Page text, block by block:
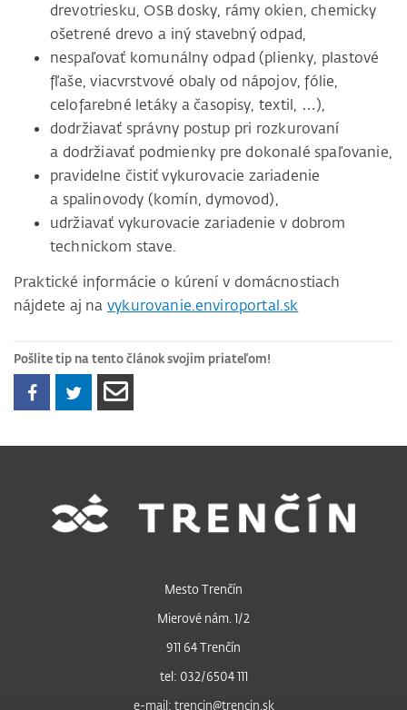
drevotriesku, OSB dosky, rámy okien, chemicky
ošetrené drevo a iný stavebný odpad,
nespaľovať komunálny odpad (plienky, plastové
fľaše, viacvrstvové obaly od nápojov, fólie,
celofarebné letáky a časopisy, textil, …),
dodržiavať správny postup pri rozkurovaní
a dodržiavať podmienky pre dokonalé spaľovanie,
pravidelne čistiť vykurovacie zariadenie
a spalinovody (komín, dymovod),
udržiavať vykurovacie zariadenie v dobrom
technickom stave.
Praktické informácie o kúrení v domácnostiach
nájdete aj navykurovanie.enviroportal.sk
Pošlite tip na tento článok svojim priateľom!
Mesto Trenčín
Mierové nám. 1/2
911 64 Trenčín
tel: 032/6504 111
e-mail: trencin@trencin.sk